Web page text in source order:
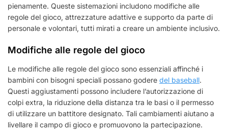
pienamente. Queste sistemazioni includono modifiche alle
regole del gioco, attrezzature adattive e supporto da parte di
personale e volontari, tutti mirati a creare un ambiente inclusivo.
Modifiche alle regole del gioco
Le modifiche alle regole del gioco sono essenziali affinché i
bambini con bisogni speciali possano godere del baseball.
Questi aggiustamenti possono includere l’autorizzazione di
colpi extra, la riduzione della distanza tra le basi o il permesso
di utilizzare un battitore designato. Tali cambiamenti aiutano a
livellare il campo di gioco e promuovono la partecipazione.